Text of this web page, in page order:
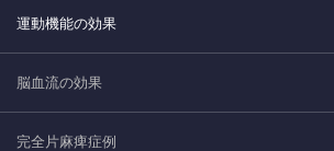
運動機能の効果
脳血流の効果
完全片麻痺症例